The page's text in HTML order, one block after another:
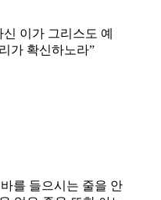
이가 그리스도 예
가 확신하노라”
를 들으시는 줄을 안